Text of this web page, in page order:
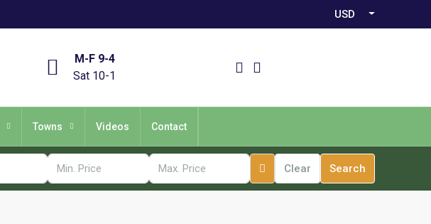
USD
M-F 9-4
Sat 10-1
Towns Videos Contact
Clear Search